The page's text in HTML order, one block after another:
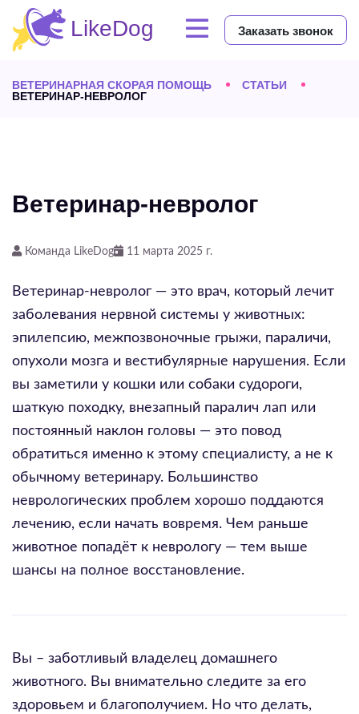
Заказать звонок
ВЕТЕРИНАРНАЯ СКОРАЯ ПОМОЩЬ
СТАТЬИ
ВЕТЕРИНАР-НЕВРОЛОГ
Ветеринар-невролог
Команда LikeDog 11 марта 2025 г.
Ветеринар-невролог — это врач, который лечит
заболевания нервной системы у животных:
эпилепсию, межпозвоночные грыжи, параличи,
опухоли мозга и вестибулярные нарушения. Если
вы заметили у кошки или собаки судороги,
шаткую походку, внезапный паралич лап или
постоянный наклон головы — это повод
обратиться именно к этому специалисту, а не к
обычному ветеринару. Большинство
неврологических проблем хорошо поддаются
лечению, если начать вовремя. Чем раньше
животное попадёт к неврологу — тем выше
шансы на полное восстановление.
Вы – заботливый владелец домашнего
животного. Вы внимательно следите за его
здоровьем и благополучием. Но что делать,